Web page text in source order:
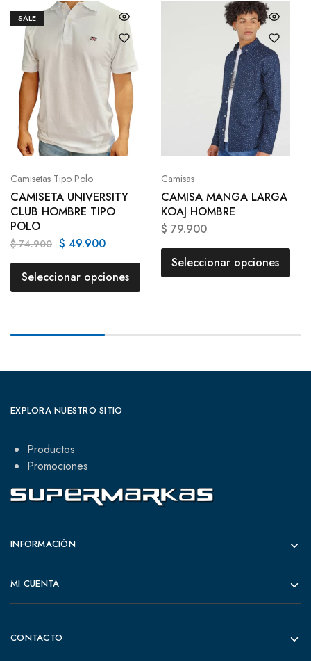
SALE
Camisetas Tipo Polo
CAMISETA UNIVERSITY
CLUB HOMBRE TIPO
POLO
$74.900 $ 49.900
Seleccionar opciones
Camisas
CAMISA MANGA LARGA
KOAJ HOMBRE
$ 79.900
Seleccionar opciones
EXPLORA NUESTRO SITIO
Productos
Promociones
INFORMACIÓN
MI CUENTA
CONTACTO